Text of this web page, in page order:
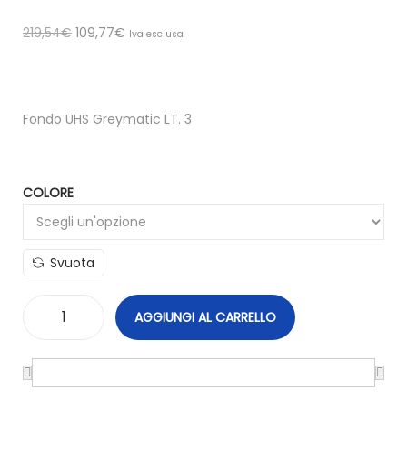
219,54€ 109,77€ Iva esclusa
Fondo UHS Greymatic LT. 3
COLORE
Svuota
AGGIUNGI AL CARRELLO